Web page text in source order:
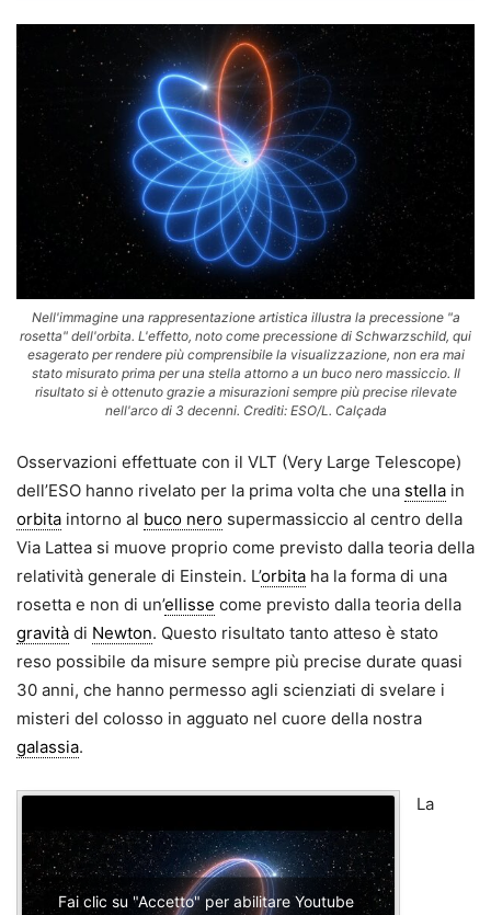
Nell'immagine una rappresentazione artistica illustra la precessione "a
rosetta" dell'orbita. L'effetto, noto come precessione di Schwarzschild, qui
esagerato per rendere più comprensibile la visualizzazione, non era mai
stato misurato prima per una stella attorno a un buco nero massiccio. Il
risultato si è ottenuto grazie a misurazioni sempre più precise rilevate
nell'arco di 3 decenni. Crediti: ESO/L. Calçada
Osservazioni effettuate con il VLT (Very Large Telescope)
dell’ESO hanno rivelato per la prima volta che una stella in
orbita intorno al buco nero supermassiccio al centro della
Via Lattea si muove proprio come previsto dalla teoria della
relatività generale di Einstein. L’orbita ha la forma di una
rosetta e non di un’ellisse come previsto dalla teoria della
gravità di Newton. Questo risultato tanto atteso è stato
reso possibile da misure sempre più precise durate quasi
30 anni, che hanno permesso agli scienziati di svelare i
misteri del colosso in agguato nel cuore della nostra
galassia.
Fai clic su "Accetto" per abilitare Youtube
La